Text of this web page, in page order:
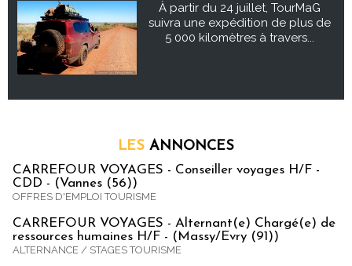
À partir du 24 juillet, TourMaG
suivra une expédition de plus de
5 000 kilomètres à travers...
LES ANNONCES
CARREFOUR VOYAGES - Conseiller voyages H/F -
CDD - (Vannes (56))
OFFRES D'EMPLOI TOURISME
CARREFOUR VOYAGES - Alternant(e) Chargé(e) de
ressources humaines H/F - (Massy/Evry (91))
ALTERNANCE / STAGES TOURISME